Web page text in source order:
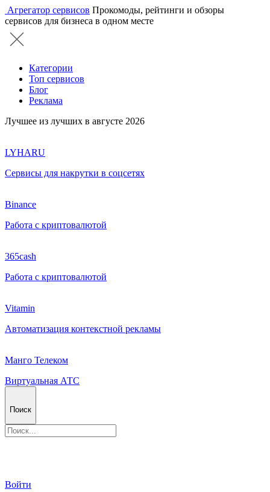
Агрегатор сервисов Прокомоды, рейтинги и обзоры
сервисов для бизнеса в одном месте
Категории
Топ сервисов
Блог
Реклама
Лучшее из лучших в августе 2026
LYHARU
Сервисы для накрутки в соцсетях
Binance
Работа с криптовалютой
365cash
Работа с криптовалютой
Vitamin
Автоматизация контекстной рекламы
Манго Телеком
Виртуальная АТС
Поиск
Войти